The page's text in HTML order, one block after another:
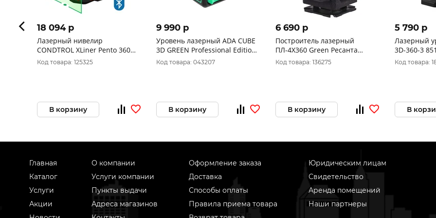
18 094 p
Лазерный нивелир
CONDTROL XLiner Pento 360
(10702070/061023/3410640/2,
Китай)
Код товара: 125325
В корзину
9 990 p
Уровень лазерный ADA CUBE
3D GREEN Professional Edition
А00545
Код товара: 043207
В корзину
6 690 p
Построитель лазерный
ПЛ-4Х360 Green Ресанта
61/10/544
Код товара: 136275
В корзину
5 790 p
Лазерный
3D-360-3
Код товара:
В
Главная
Каталог
Услуги
Акции
О компании
Услуги компании
Пункты выдачи
Адреса магазинов
Оформление заказа
Доставка
Способы оплаты
Правила приема товара
Юридическим лицам
Свидетельство
Аренда помещений
Наши партнеры